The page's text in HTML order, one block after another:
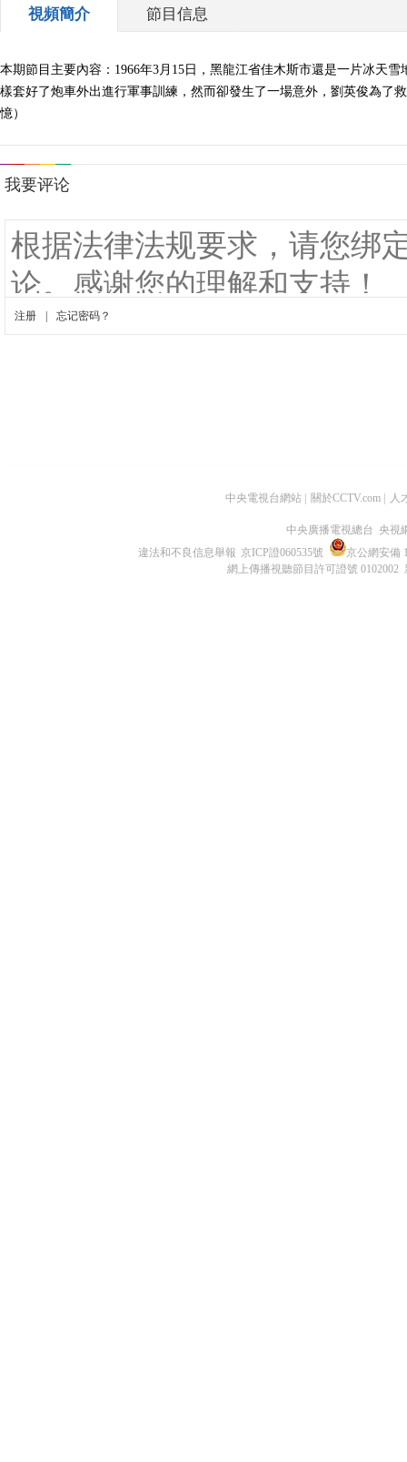
視頻簡介 節目信息
本期節目主要內容：1966年3月15日，黑龍江省佳木斯市還是一片冰天
樣套好了炮車外出進行軍事訓練，然而卻發生了一場意外，劉英俊為了
憶）
中央電視台網站 關於CCTV.com 人
中央廣播電視總台 央視
違法和不良信息舉報 京ICP證060535號
京公網安備
網上傳播視聽節目許可證號 0102002